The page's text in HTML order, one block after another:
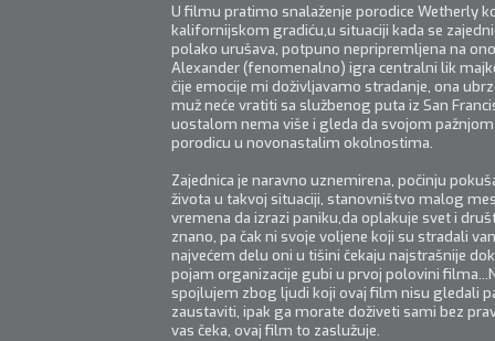
U filmu pratimo snalaženje porodice Wetherly
kalifornijskom gradiću,u situaciji kada se
polako urušava, potpuno nepripremljena na
Alexander (fenomenalno) igra centralni lik
čije emocije mi doživljavamo stradanje, ona
muž neće vratiti sa službenog puta iz San
uostalom nema više i gleda da svojom
porodicu u novonastalim okolnostima.
Zajednica je naravno uznemirena, počinju
života u takvoj situaciji, stanovništvo malog
vremena da izrazi paniku,da oplakuje svet i
znano, pa čak ni svoje voljene koji su stradali
najvećem delu oni u tišini čekaju najstrašnije
pojam organizacije gubi u prvoj polovini
spojlujem zbog ljudi koji ovaj film nisu gledali
zaustaviti, ipak ga morate doživeti sami bez
vas čeka, ovaj film to zaslužuje.